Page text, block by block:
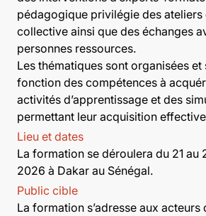
pédagogique privilégie des
collective ainsi que des échanges
personnes ressources.
Les thématiques sont organisées et
fonction des compétences à
activités d’apprentissage et des
permettant leur acquisition
Lieu et dates
La formation se déroulera du 21 au
2026 à Dakar au Sénégal.
Public cible
La formation s’adresse aux acteurs